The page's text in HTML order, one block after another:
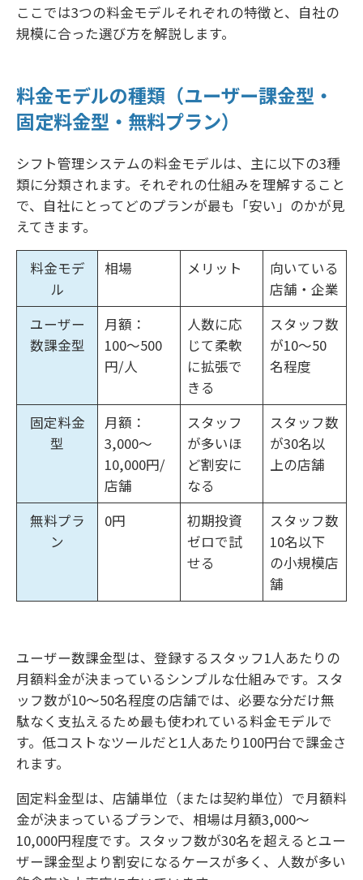
ここでは3つの料金モデルそれぞれの特徴と、自社の
規模に合った選び方を解説します。
料金モデルの種類（ユーザー課金型・
固定料金型・無料プラン）
シフト管理システムの料金モデルは、主に以下の3種
類に分類されます。それぞれの仕組みを理解すること
で、自社にとってどのプランが最も「安い」のかが見
えてきます。
料金モデ
ル
相場 メリット
向いている
店舗・企業
ユーザー
数課金型
月額：
100〜500
円/人
人数に応
じて柔軟
に拡張で
きる
スタッフ数
が10〜50
名程度
固定料金
型
月額：
3,000〜
10,000円/
店舗
スタッフ
が多いほ
ど割安に
なる
スタッフ数
が30名以
上の店舗
無料プラ
ン
0円
初期投資
ゼロで試
せる
スタッフ数
10名以下
の小規模店
舗
ユーザー数課金型は、登録するスタッフ1人あたりの
月額料金が決まっているシンプルな仕組みです。スタ
ッフ数が10〜50名程度の店舗では、必要な分だけ無
駄なく支払えるため最も使われている料金モデルで
す。低コストなツールだと1人あたり100円台で課金さ
れます。
固定料金型は、店舗単位（または契約単位）で月額料
金が決まっているプランで、相場は月額3,000〜
10,000円程度です。スタッフ数が30名を超えるとユー
ザー課金型より割安になるケースが多く、人数が多い